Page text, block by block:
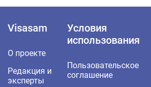
Visasam
О проекте
Редакция и
эксперты
Условия
использования
Пользовательское
соглашение